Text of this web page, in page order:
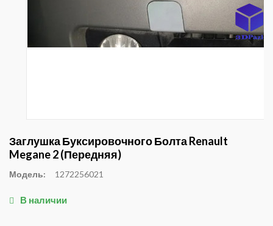
Заглушка Буксировочного Болта Renault
Megane 2 (передняя)
Модель: 1272256021
В наличии